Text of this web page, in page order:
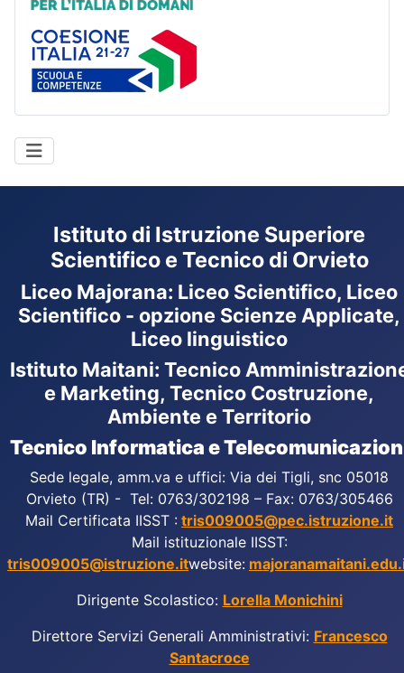
Istituto di Istruzione Superiore
Scientifico e Tecnico di Orvieto
Liceo Majorana: Liceo Scientifico, Liceo
Scientifico - opzione Scienze Applicate,
Liceo linguistico
Istituto Maitani: Tecnico
e Marketing, Tecnico Costruzione,
Ambiente e Territorio
Tecnico Informatica e
Sede legale, amm.va e uffici: Via dei Tigli, snc 05018
Orvieto (TR) - Tel: 0763/302198 – Fax: 0763/305466
Mail Certificata IISST : tris009005@pec.istruzione.it
Mail istituzionale IISST:
tris009005@istruzione.itwebsite:
Dirigente Scolastico: Lorella Monichini
Direttore Servizi Generali Amministrativi: Francesco
Santacroce